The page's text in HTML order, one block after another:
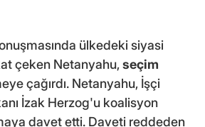
ülkedeki siyasi
çeken Netanyahu,seçim
çağırdı. Netanyahu, İşçi
İzak Herzog'u koalisyon
davet etti. Daveti reddeden